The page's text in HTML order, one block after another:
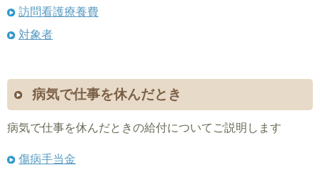
訪問看護療養費
対象者
病気で仕事を休んだとき
病気で仕事を休んだときの給付についてご説明します
傷病手当金